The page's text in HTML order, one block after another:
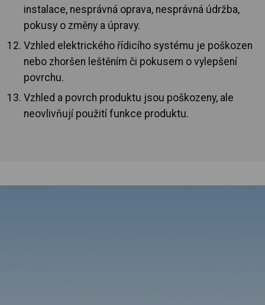
instalace, nesprávná oprava, nesprávná údržba,
pokusy o změny a úpravy.
Vzhled elektrického řídicího systému je poškozen
nebo zhoršen leštěním či pokusem o vylepšení
povrchu.
Vzhled a povrch produktu jsou poškozeny, ale
neovlivňují použití funkce produktu.